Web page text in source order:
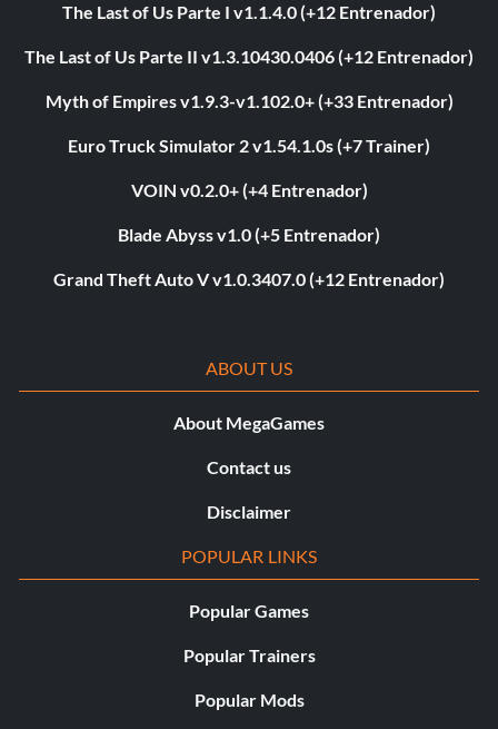
The Last of Us Parte I v1.1.4.0 (+12 Entrenador)
The Last of Us Parte II v1.3.10430.0406 (+12 Entrenador)
Myth of Empires v1.9.3-v1.102.0+ (+33 Entrenador)
Euro Truck Simulator 2 v1.54.1.0s (+7 Trainer)
VOIN v0.2.0+ (+4 Entrenador)
Blade Abyss v1.0 (+5 Entrenador)
Grand Theft Auto V v1.0.3407.0 (+12 Entrenador)
ABOUT US
About MegaGames
Contact us
Disclaimer
POPULAR LINKS
Popular Games
Popular Trainers
Popular Mods